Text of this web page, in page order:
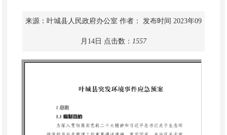
来源：叶城县人民政府办公室 作者： 发布时间 2023年09
月14日 点击数： 1557